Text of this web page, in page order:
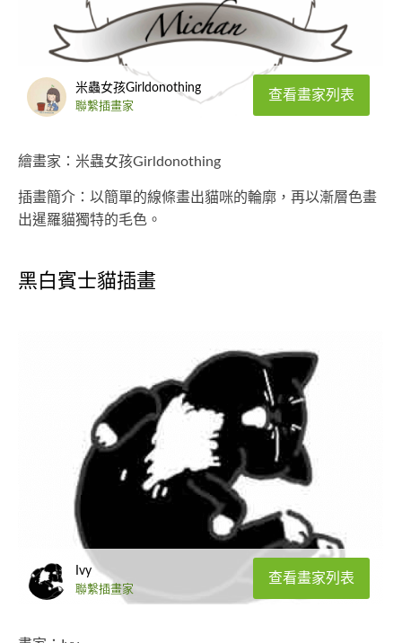
米蟲女孩Girldonothing
聯繫插畫家
查看畫家列表
繪畫家：米蟲女孩Girldonothing
插畫簡介：以簡單的線條畫出貓咪的輪廓，再以漸層色畫
出暹羅貓獨特的毛色。
黑白賓士貓插畫
Ivy
聯繫插畫家
查看畫家列表